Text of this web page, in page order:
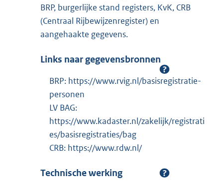
BRP, burgerlijke stand registers, KvK, CRB
(Centraal Rijbewijzenregister) en
aangehaakte gegevens.
Links naar gegevensbronnen
BRP: https://www.rvig.nl/basisregistratie-
personen
LV BAG:
https://www.kadaster.nl/zakelijk/registrati
es/basisregistraties/bag
CRB: https://www.rdw.nl/
Technische werking